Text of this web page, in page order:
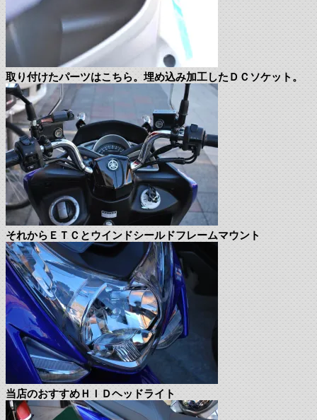
取り付けたパーツはこちら。埋め込み加工したＤＣソケット。
それからＥＴＣとウインドシールドフレームマウント
当店のおすすめＨＩＤヘッドライト